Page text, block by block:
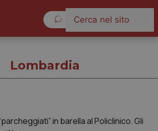
Lombardia